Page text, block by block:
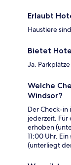
Erlaubt
Haustiere
Bietet
Ja.
Welche
Windsor?
Der Check-in
jederzeit.
erhoben
11:00 Uhr.
(unterliegt